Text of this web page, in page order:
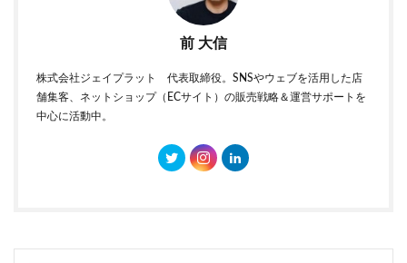
前 大信
株式会社ジェイプラット 代表取締役。SNSやウェブを活用した店
舗集客、ネットショップ（ECサイト）の販売戦略＆運営サポートを
中心に活動中。